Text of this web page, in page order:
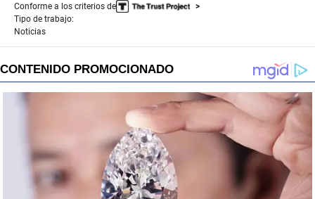
Conforme a los criterios de
Tipo de trabajo:
Noticias